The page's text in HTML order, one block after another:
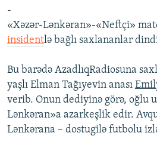
ARAŞDIRMA
MULTIMEDIA
VIDEO
FOTOQALEREYA
İNFOQRAFIKA
RADIO ARXIV
OXU ZALI
AZƏRBAYCAN ƏDƏBIYYATI KITABXANASI
İSLAM VƏ DEMOKRATIYA
HAQQIMIZDA
MISSIYAMIZ
PEŞƏ ETIKASI VƏ JURNALISTIKA
BIZI IZLƏ
-
«Xəzər-Lənkəran»-«Neftçi»
insidentlə bağlı saxlananlar
Bu barədə AzadlıqRadiosuna
yaşlı Elman Tağıyevin anası
verib. Onun dediyinə görə, oğlu
Lənkəran»a azarkeşlik edir.
Lənkərana – dostugilə futbolu